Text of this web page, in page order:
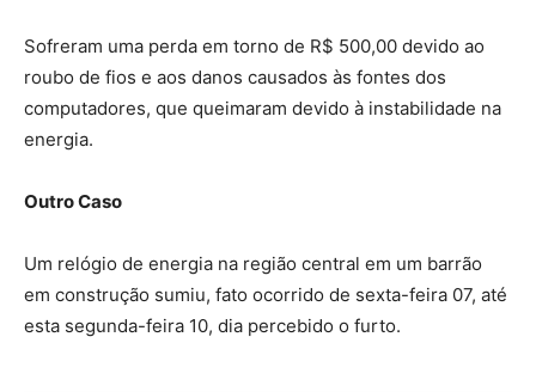
Sofreram uma perda em torno de R$ 500,00 devido ao
roubo de fios e aos danos causados às fontes dos
computadores, que queimaram devido à instabilidade na
energia.
Outro Caso
Um relógio de energia na região central em um barrão
em construção sumiu, fato ocorrido de sexta-feira 07, até
esta segunda-feira 10, dia percebido o furto.